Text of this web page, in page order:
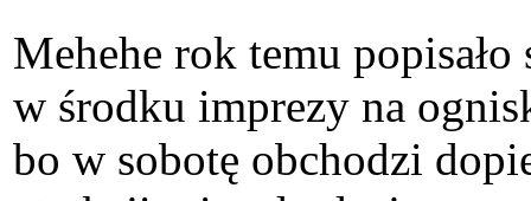
Mehehe rok temu
w środku imprezy na
bo w sobotę obchodzi